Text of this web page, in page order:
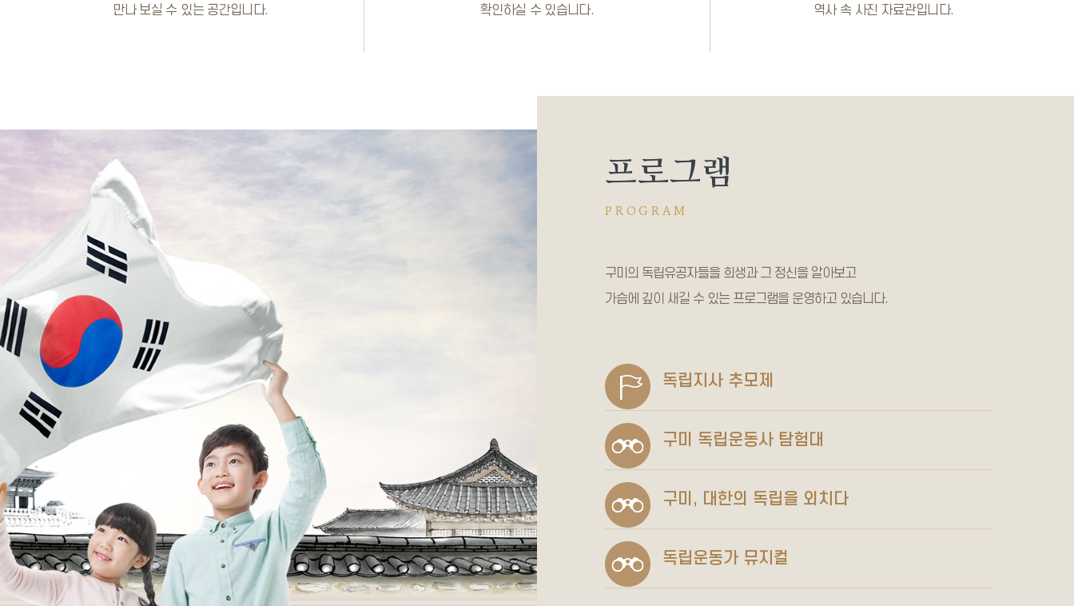
만나 보실 수 있는 공간입니다.
확인하실 수 있습니다.
역사 속 사진 자료관입니다.
프로그램
PROGRAM
구미의 독립유공자들을 희생과 그 정신을 알아보고
가슴에 깊이 새길 수 있는 프로그램을 운영하고 있습니다.
독립지사 추모제
구미 독립운동사 탐험대
구미, 대한의 독립을 외치다
독립운동가 뮤지컬